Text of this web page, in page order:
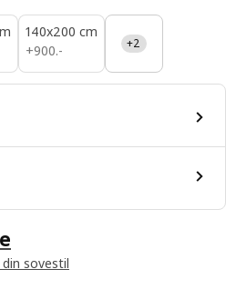
140x200 cm
+900.-
900.- +2
sovestil